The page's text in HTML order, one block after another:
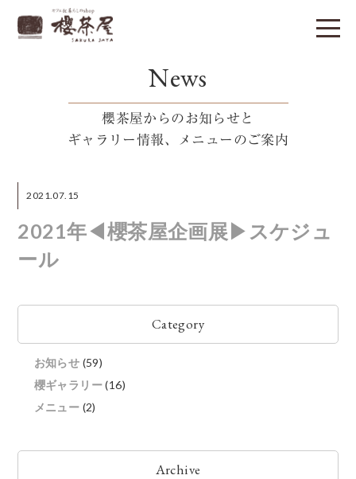
News
櫻茶屋からのお知らせと
ギャラリー情報、メニューのご案内
2021.07.15
2021年◀︎櫻茶屋企画展▶︎スケジュ
ール
Category
お知らせ (59)
櫻ギャラリー(16)
メニュー (2)
Archive